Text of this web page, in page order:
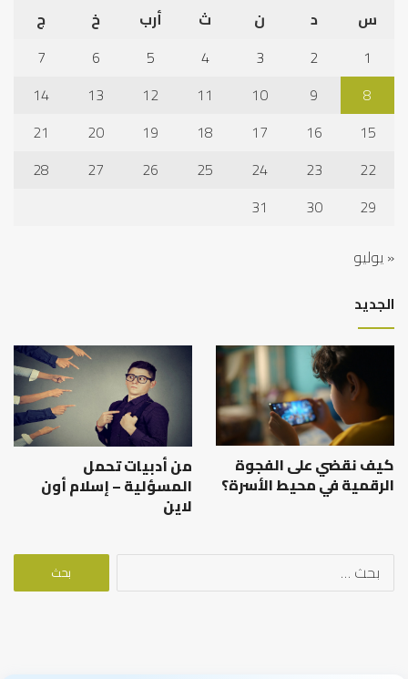
س
د ن ث أرب خ
ج
1
2
3
4
5
6
7
8
9
10
11
12
13
14
15
16
17
18
19
20
21
22
23
24
25
26
27
28
29
30
31
« يوليو
الجديد
كيف نقضي على الفجوة
الرقمية في محيط الأسرة؟
من أدبيات تحمل
المسؤلية – إسلام أون
لاين
البحث